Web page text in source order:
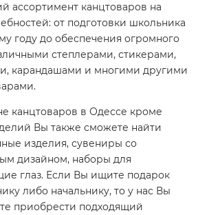
ассортимент канцтоваров на
от подготовки школьника
году до обеспечения огромного
степлерами, стикерами,
карандашами и многими другими
канцтоваров в Одессе кроме
Вы также сможете найти
изделия, сувениры со
дизайном, наборы для
глаз. Если Вы ищите подарок
либо начальнику, то у нас Вы
приобрести подходящий